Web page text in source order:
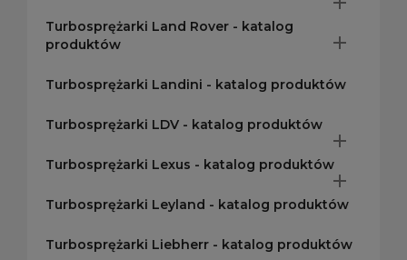
Turbosprężarki Land Rover - katalog
produktów

Turbosprężarki Landini - katalog produktów
Turbosprężarki LDV - katalog produktów

Turbosprężarki Lexus - katalog produktów

Turbosprężarki Leyland - katalog produktów
Turbosprężarki Liebherr - katalog produktów